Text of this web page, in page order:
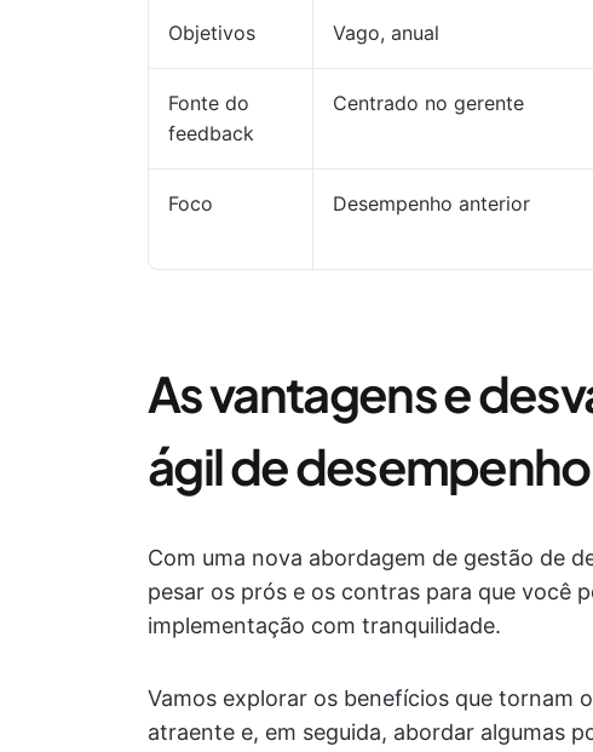
Objetivos Vago, anual
Fonte do
feedback
Centrado no gerente
Foco Desempenho anterior
As vantagens e
ágil de desempenho
Com uma nova abordagem de gestão de
pesar os prós e os contras para que você
implementação com tranquilidade.
Vamos explorar os benefícios que tornam
atraente e, em seguida, abordar algumas